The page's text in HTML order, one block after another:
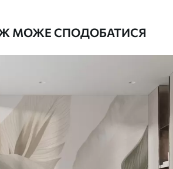
МОЖЕ СПОДОБАТИСЯ